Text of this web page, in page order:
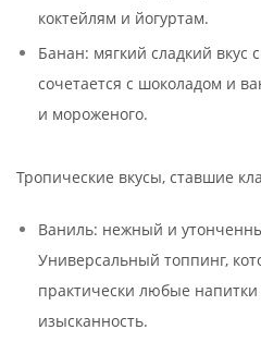
коктейлям и йогуртам.
Банан: мягкий сладкий вкус
сочетается с шоколадом и
и мороженого.
Тропические вкусы, ставшие
Ваниль: нежный и
Универсальный топпинг,
практически любые
изысканность.